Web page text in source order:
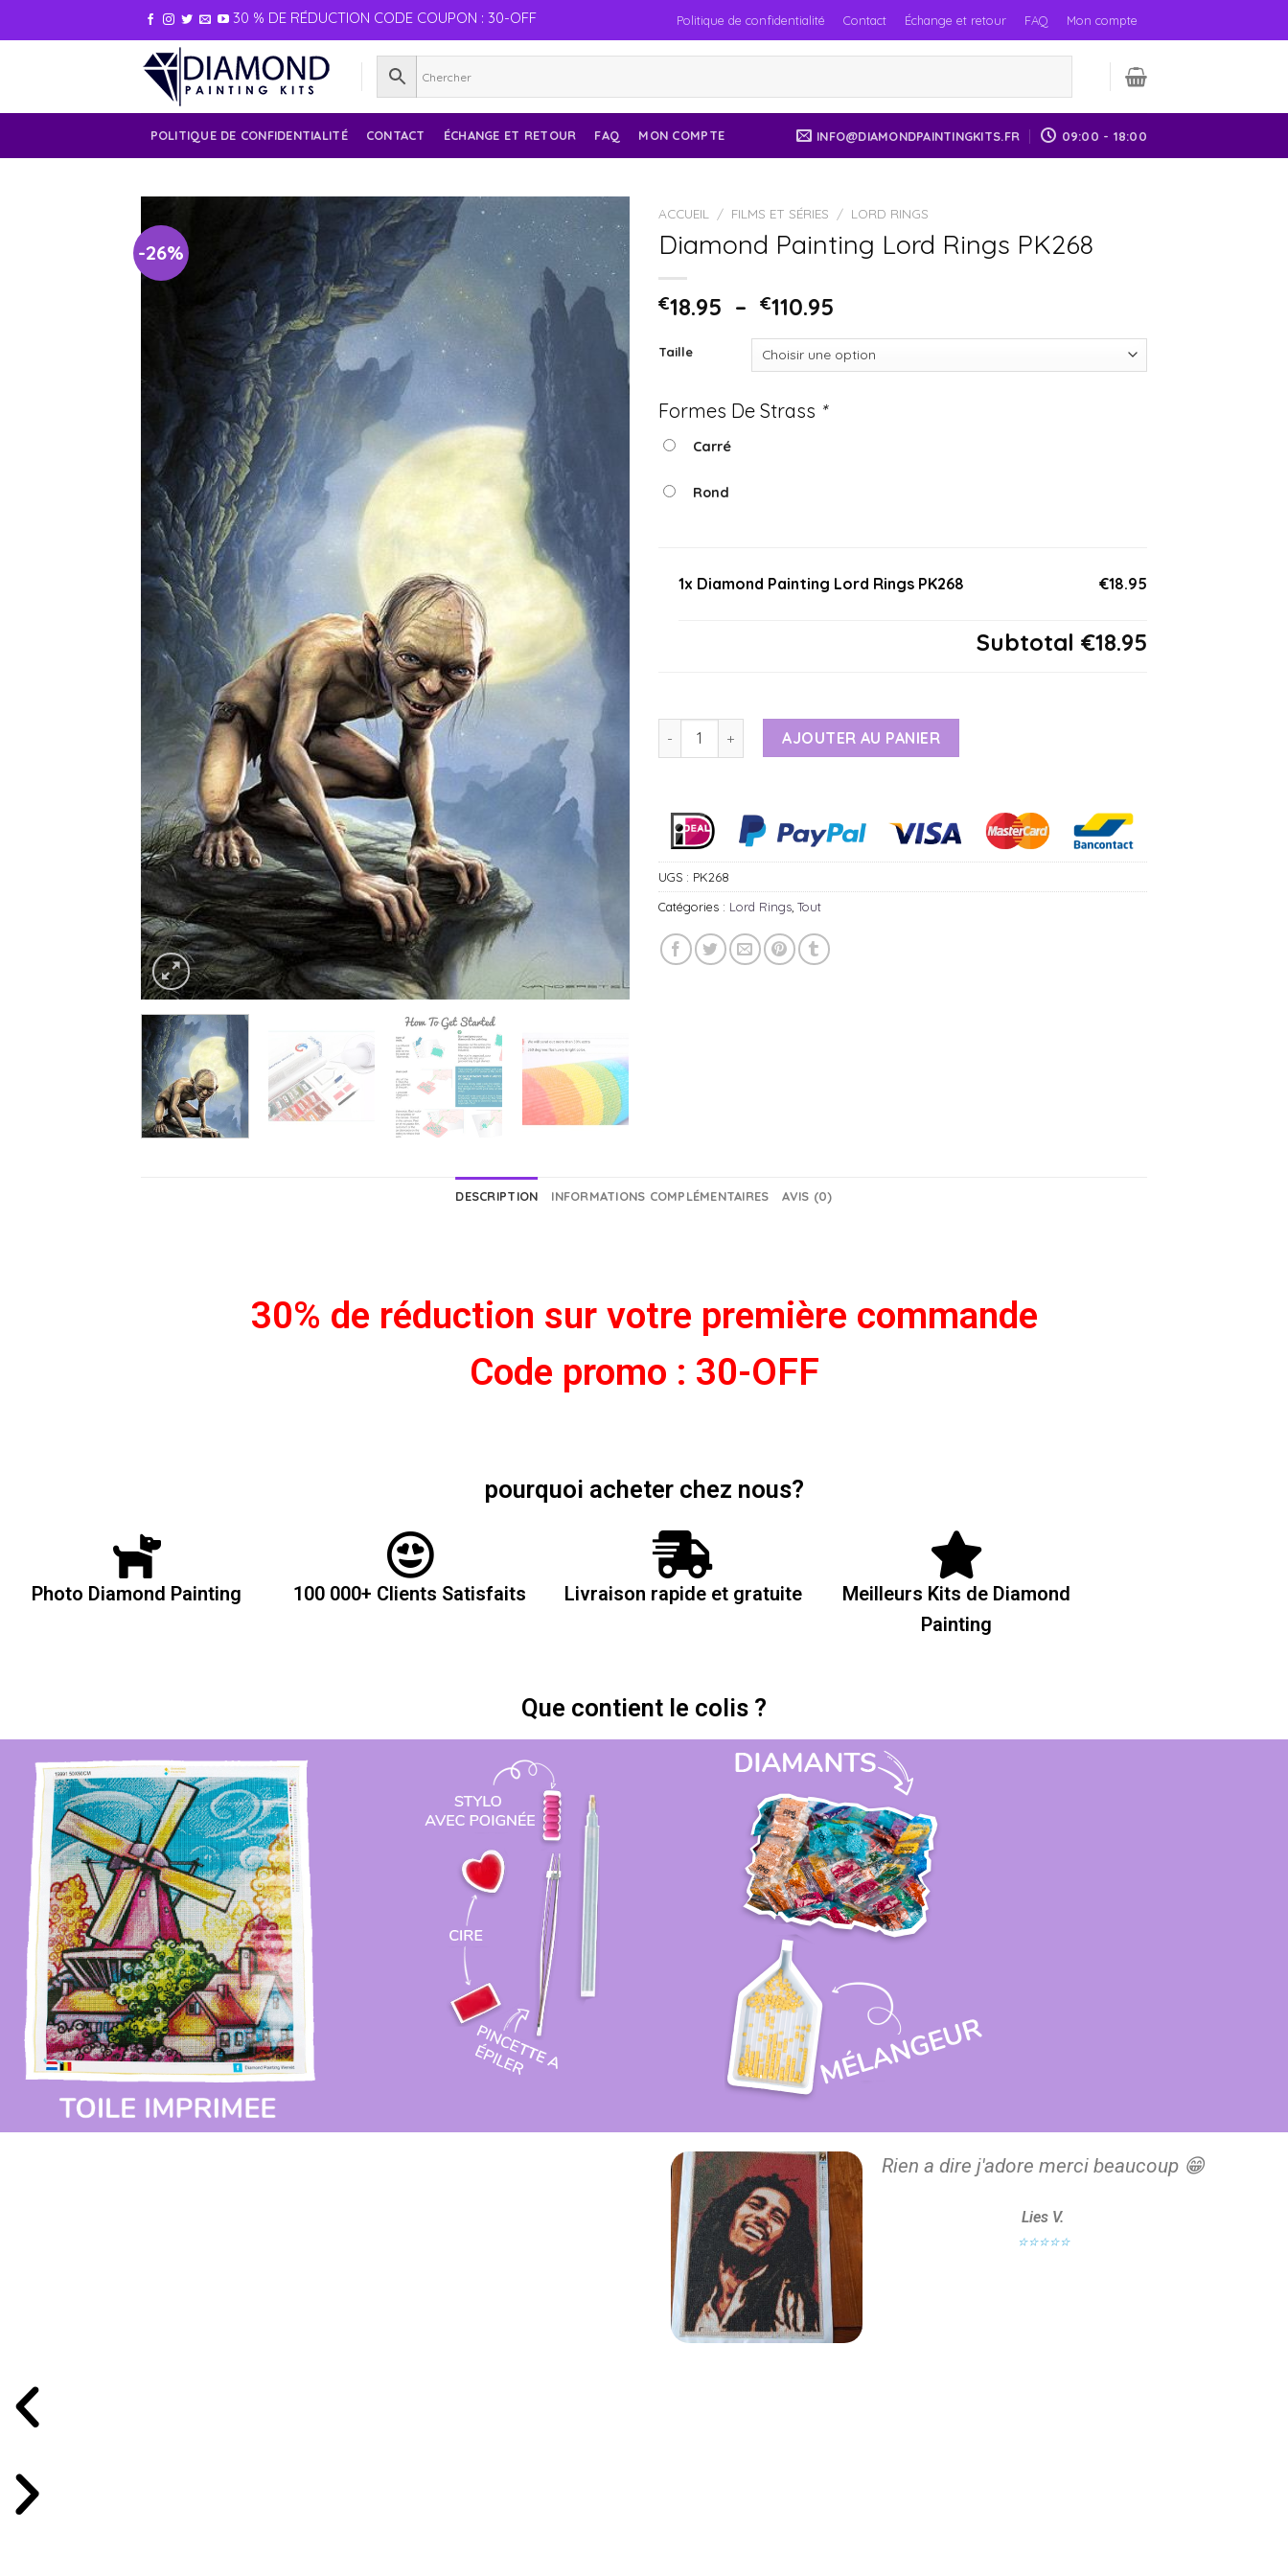
30 % DE RÉDUCTION CODE COUPON : 30-OFF Politique de confidentialité Contact Échange et retour FAQ Mon compte
POLITIQUE DE CONFIDENTIALITÉ CONTACT ÉCHANGE ET RETOUR FAQ MON COMPTE INFO@DIAMONDPAINTINGKITS.FR 09:00 - 18:00
-26%
ACCUEIL / FILMS ET SÉRIES / LORD RINGS
Diamond Painting Lord Rings PK268
€18.95 – €110.95
Taille
Formes De Strass *
Carré
Rond
1x Diamond Painting Lord Rings PK268 €18.95
Subtotal €18.95
AJOUTER AU PANIER
UGS : PK268
Catégories : Lord Rings Tout
DESCRIPTION INFORMATIONS COMPLÉMENTAIRES AVIS (0)
30% de réduction sur votre première commande
Code promo : 30-OFF
pourquoi acheter chez nous?
Photo Diamond Painting 100 000+ Clients Satisfaits Livraison rapide et gratuite
Meilleurs Kits de Diamond
Painting
Que contient le colis ?
Rien a dire j'adore merci beaucoup 😁
Lies V.
⭐⭐⭐⭐⭐